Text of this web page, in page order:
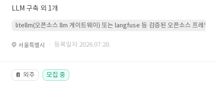
LLM 구축 외 1개
litellm(오픈소스 llm 게이트웨이) 또는 langfuse 등 검증된 오픈소스 프레임워
서울특별시 · 등록일자 2026.07.28.
📔 외주 모집 중